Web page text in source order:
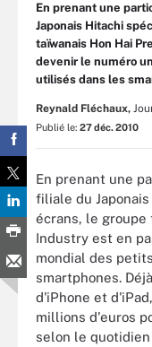
En prenant une
Japonais Hitachi
taïwanais Hon Hai
devenir le numéro
utilisés dans les
Reynald Fléchaux,
Publié le: 27 déc. 2010
En prenant une
filiale du
écrans, le groupe
Industry est en
mondial des
smartphones.
d'iPhone et
millions d'euros
selon le